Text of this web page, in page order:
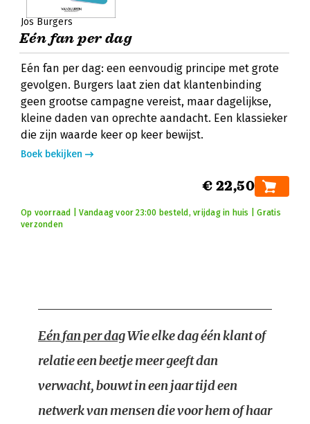
Jos Burgers
Eén fan per dag
Eén fan per dag: een eenvoudig principe met grote
gevolgen. Burgers laat zien dat klantenbinding
geen grootse campagne vereist, maar dagelijkse,
kleine daden van oprechte aandacht. Een klassieker
die zijn waarde keer op keer bewijst.
Boek bekijken
€ 22,50
Op voorraad | Vandaag voor 23:00 besteld, vrijdag in huis | Gratis
verzonden
Eén fan per dagWie elke dag één klant of
relatie een beetje meer geeft dan
verwacht, bouwt in een jaar tijd een
netwerk van mensen die voor hem of haar